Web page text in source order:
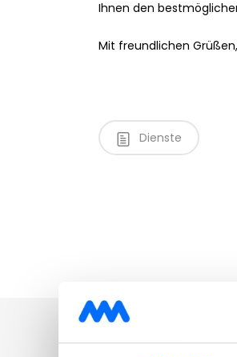
Ihnen den
Mit freundlichen
Dienste